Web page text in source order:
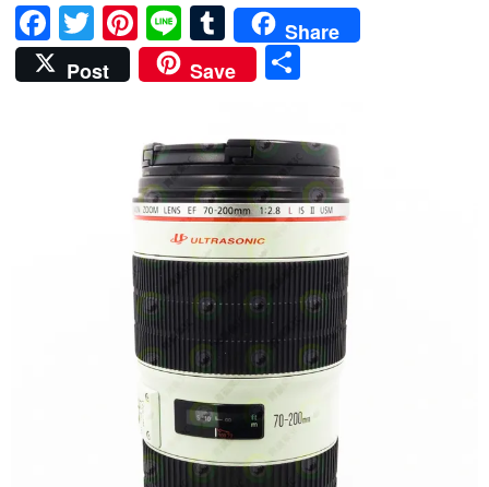
F
ac
e
T
w
itt
Pi
nt
er
t
Li
n
e
T
u
m
bl
r
Share
Post
Save